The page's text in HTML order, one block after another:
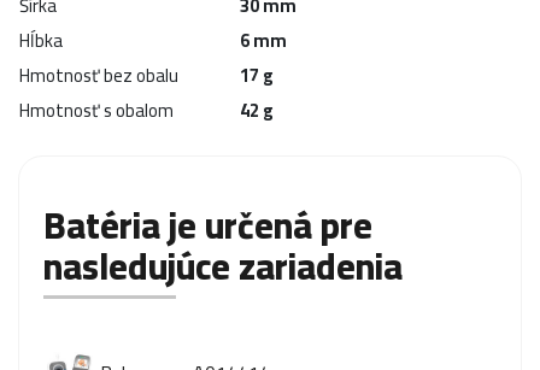
Hĺbka
6 mm
Hmotnosť bez obalu
17 g
Hmotnosť s obalom
42 g
Batéria je určená pre
nasledujúce zariadenia